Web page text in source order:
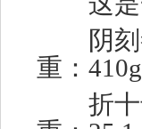
阴刻
重：410g
折十